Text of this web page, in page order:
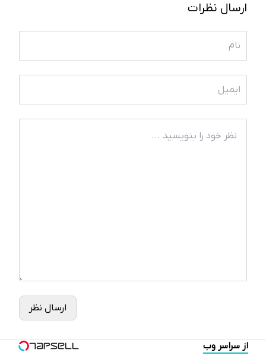
ارسال نظرات
ارسال نظر
از سراسر وب